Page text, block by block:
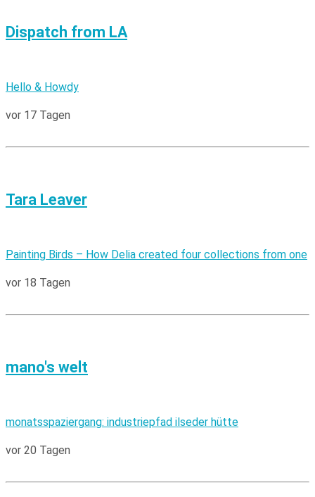
Dispatch from LA
Hello & Howdy
vor 17 Tagen
Tara Leaver
Painting Birds – How Delia created four collections from one
vor 18 Tagen
mano's welt
monatsspaziergang: industriepfad ilseder hütte
vor 20 Tagen